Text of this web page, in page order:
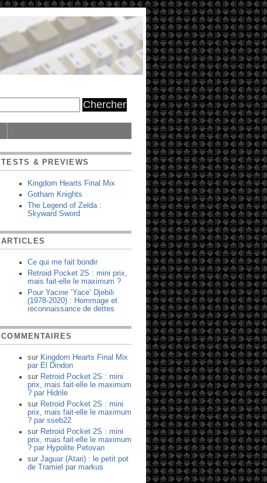
TESTS & PREVIEWS
Kingdom Hearts Final Mix
Gotham Knights
The Legend of Zelda :
Skyward Sword
ARTICLES
Ce qui me fait bondir
Retroid Pocket 2S : mini prix,
mais fait-elle le maximum ?
Pour Yacine ‘Yace’ Djebili
(1978-2020) : Hommage et
reconnaissance de dettes
COMMENTAIRES
sur Kingdom Hearts Final Mix
par El Dindon
sur Retroid Pocket 2S : mini
prix, mais fait-elle le maximum
? par Hidrile
sur Retroid Pocket 2S : mini
prix, mais fait-elle le maximum
? par sseb22
sur Retroid Pocket 2S : mini
prix, mais fait-elle le maximum
? par Hypolite Petovan
sur Jaguar (Atari) : le petit pot
de Tramiel par markus